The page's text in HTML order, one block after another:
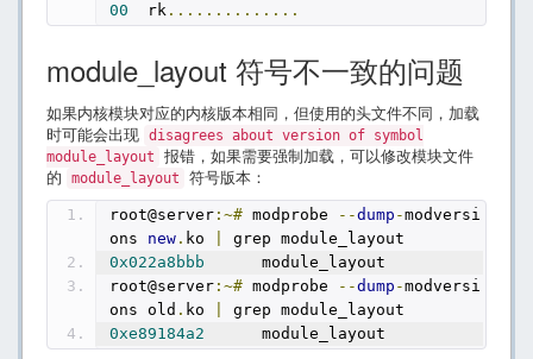
00
  rk
..............
module_layout 符号不一致的问题
如果内核模块对应的内核版本相同，但使用的头文件不同，加载
时可能会出现 disagrees about version of symbol
module_layout
报错，如果需要强制加载，可以修改模块文件
的
module_layout 符号版本：
root@server :~# modprobe --dump -modversi
ons new . ko
grep module_layout
0x022a8bbb
      module_layout
root@server :~# modprobe --dump -modversi
ons old . ko
grep module_layout
0xe89184a2
      module_layout